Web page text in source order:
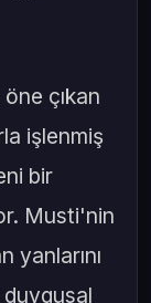
çıkan
işlenmiş
bir
Musti'nin
yanlarını
duygusal